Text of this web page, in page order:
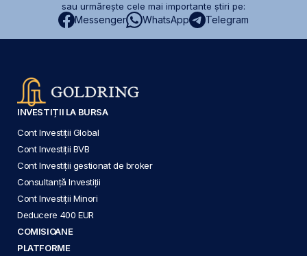
sau urmărește cele mai importante știri pe:
Messenger WhatsApp Telegram
INVESTIȚII LA BURSA
Cont Investiții Global
Cont Investiții BVB
Cont Investiții gestionat de broker
Consultanță Investiții
Cont Investiții Minori
Deducere 400 EUR
COMISIOANE
PLATFORME